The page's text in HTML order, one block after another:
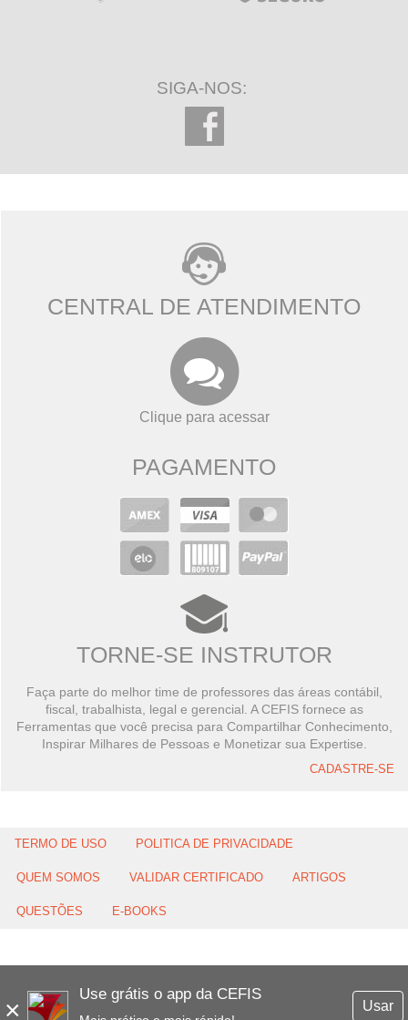
×
Use grátis o app da CEFIS
Usar
SIGA-NOS:
CENTRAL DE ATENDIMENTO
Clique para acessar
PAGAMENTO
TORNE-SE INSTRUTOR
Faça parte do melhor time de professores das áreas contábil,
fiscal, trabalhista, legal e gerencial. A CEFIS fornece as
Ferramentas que você precisa para Compartilhar Conhecimento,
Inspirar Milhares de Pessoas e Monetizar sua Expertise.
CADASTRE-SE
TERMO DE USO POLITICA DE PRIVACIDADE
QUEM SOMOS VALIDAR CERTIFICADO ARTIGOS
QUESTÕES E-BOOKS